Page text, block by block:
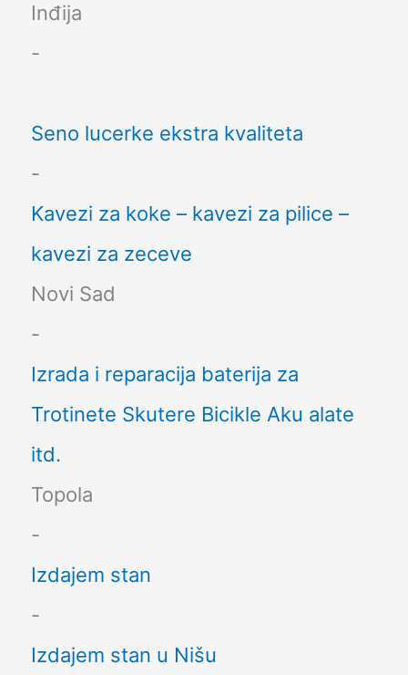
Inđija
-
Seno lucerke ekstra kvaliteta
-
Kavezi za koke – kavezi za pilice –
kavezi za zeceve
Novi Sad
-
Izrada i reparacija baterija za
Trotinete Skutere Bicikle Aku alate
itd.
Topola
-
Izdajem stan
-
Izdajem stan u Nišu